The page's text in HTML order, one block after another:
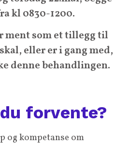
kl 0830-1200.
ment som et tillegg til
eller er i gang med,
denne behandlingen.
forvente?
og kompetanse om